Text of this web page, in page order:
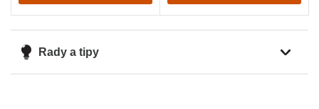
Rady a tipy